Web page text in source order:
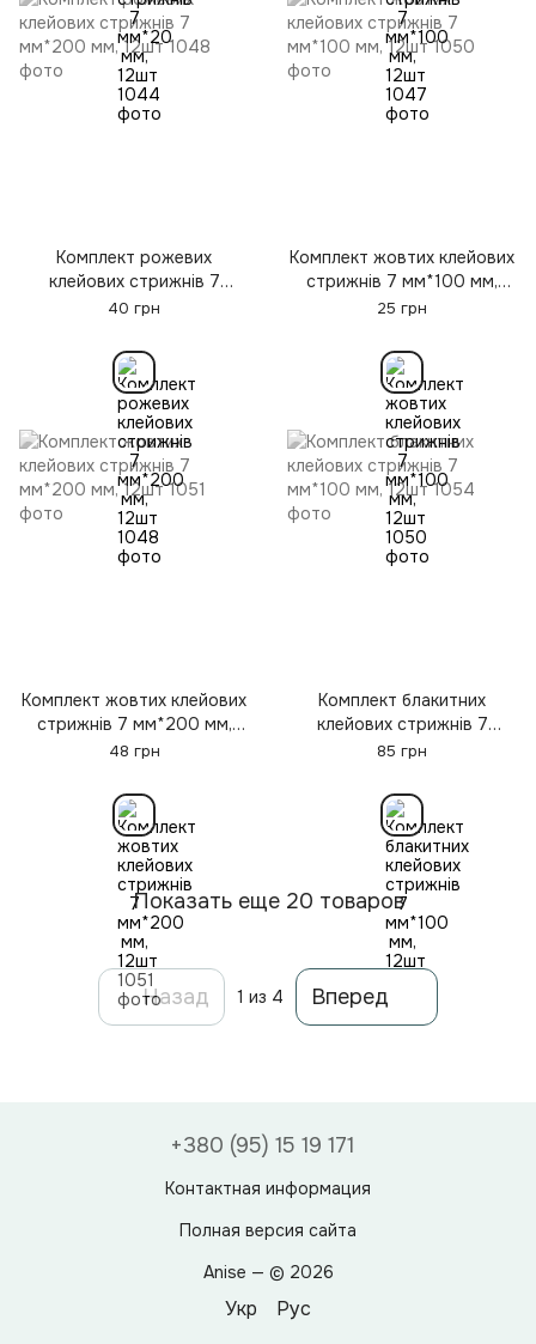
Комплект рожевих
клейових стрижнів 7
мм*200 мм, 12шт
40 грн
Комплект жовтих клейових
стрижнів 7 мм*100 мм,
12шт
25 грн
Комплект жовтих клейових
стрижнів 7 мм*200 мм,
12шт
48 грн
Комплект блакитних
клейових стрижнів 7
мм*100 мм, 12шт
85 грн
Показать еще 20 товаров
Назад 1 из 4 Вперед
+380 (95) 15 19 171
Контактная информация
Полная версия сайта
Anise — © 2026
Укр Рус